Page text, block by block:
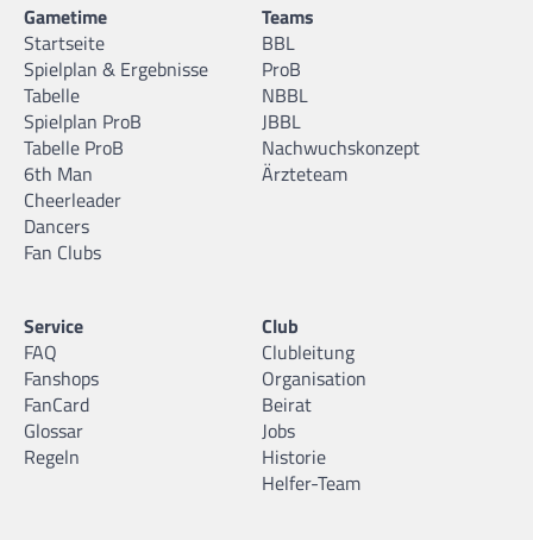
Gametime
Startseite
Spielplan & Ergebnisse
Tabelle
Spielplan ProB
Tabelle ProB
6th Man
Cheerleader
Dancers
Fan Clubs
Teams
BBL
ProB
NBBL
JBBL
Nachwuchskonzept
Ärzteteam
Service
FAQ
Fanshops
FanCard
Glossar
Regeln
Club
Clubleitung
Organisation
Beirat
Jobs
Historie
Helfer-Team